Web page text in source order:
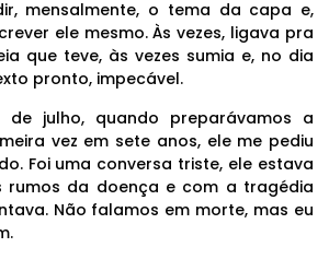
mensalmente, o tema da capa e,
ele mesmo. Às vezes, ligava pra
que teve, às vezes sumia e, no dia
pronto, impecável.
de julho, quando preparávamos a
vez em sete anos, ele me pediu
Foi uma conversa triste, ele estava
rumos da doença e com a tragédia
Não falamos em morte, mas eu